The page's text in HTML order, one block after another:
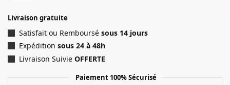
Livraison gratuite
Satisfait ou Remboursé sous 14 jours
Expédition sous 24 à 48h
Livraison Suivie OFFERTE
Paiement 100% Sécurisé